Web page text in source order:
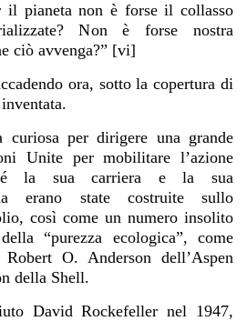
il pianeta non è forse il collasso
Non è forse nostra
ciò avvenga?” [vi]
ora, sotto la copertura di
curiosa per dirigere una grande
Unite per mobilitare l’azione
la sua carriera e la sua
erano state costruite sullo
così come un numero insolito
“purezza ecologica”, come
O. Anderson dell’Aspen
della Shell.
David Rockefeller nel 1947,